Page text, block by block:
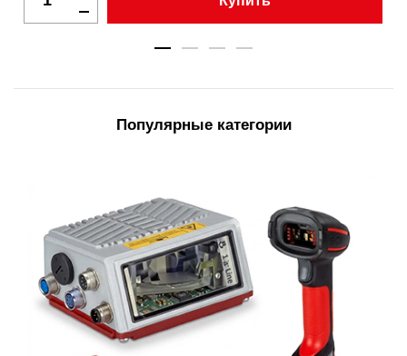
Популярные категории